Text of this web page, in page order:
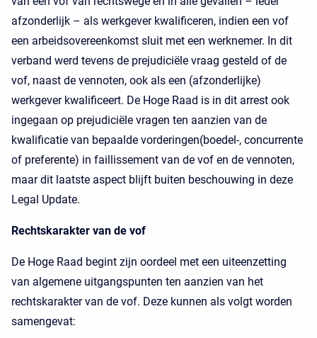
afzonderlijk – als werkgever kwalificeren, indien een vof
een arbeidsovereenkomst sluit met een werknemer. In dit
verband werd tevens de prejudiciële vraag gesteld of de
vof, naast de vennoten, ook als een (afzonderlijke)
werkgever kwalificeert. De Hoge Raad is in dit arrest ook
ingegaan op prejudiciële vragen ten aanzien van de
kwalificatie van bepaalde vorderingen(boedel-, concurrente
of preferente) in faillissement van de vof en de vennoten,
maar dit laatste aspect blijft buiten beschouwing in deze
Legal Update.
Rechtskarakter van de vof
De Hoge Raad begint zijn oordeel met een uiteenzetting
van algemene uitgangspunten ten aanzien van het
rechtskarakter van de vof. Deze kunnen als volgt worden
samengevat: